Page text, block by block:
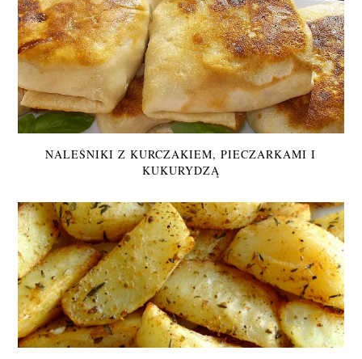
NALEŚNIKI Z KURCZAKIEM, PIECZARKAMI I
KUKURYDZĄ